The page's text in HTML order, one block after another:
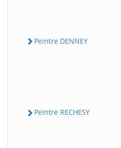
Peintre DENNEY
Peintre RECHESY